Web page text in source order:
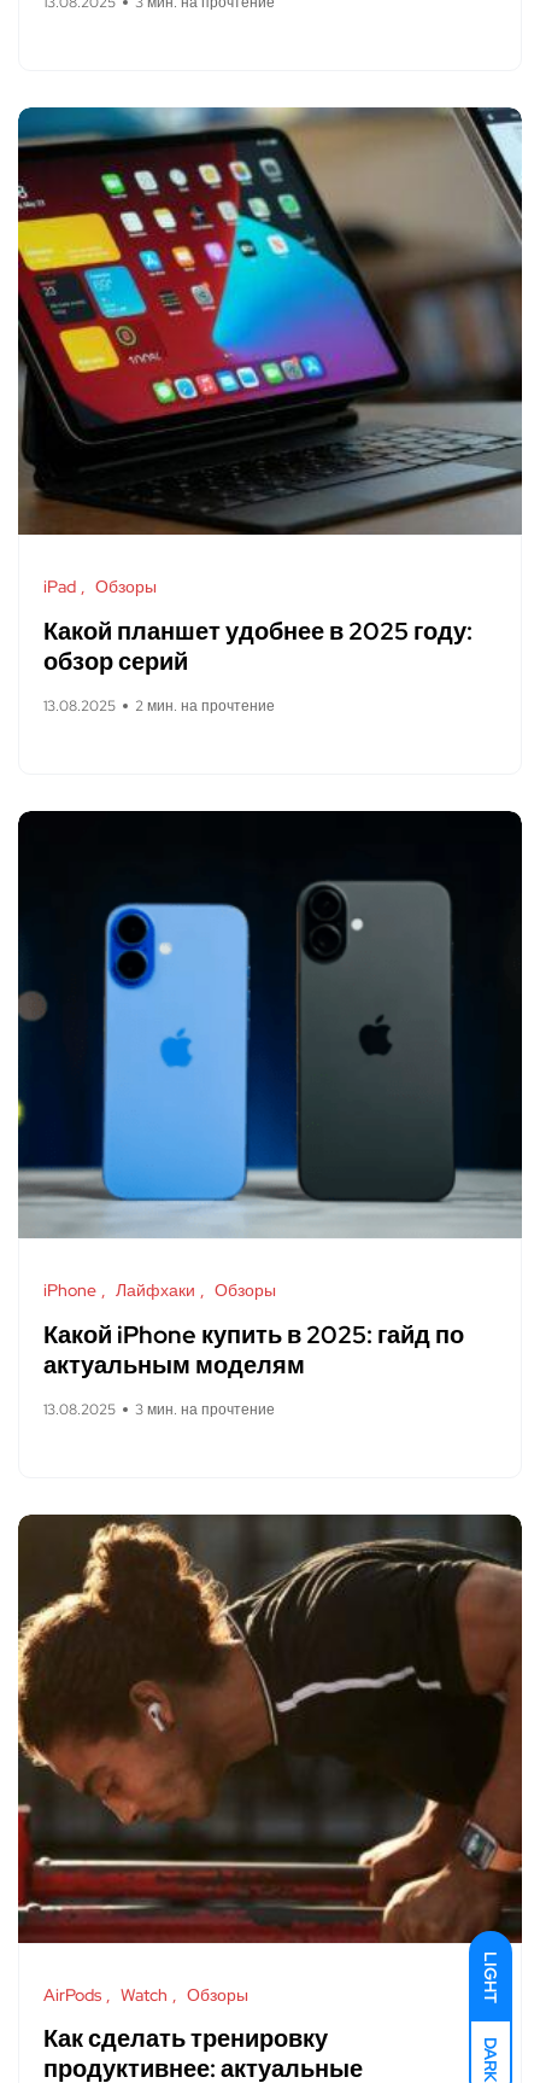
LIGHT
DARK
iPad Обзоры
Какой планшет удобнее в 2025 году:
обзор серий
13.08.2025 2 мин. на прочтение
iPhone Лайфхаки Обзоры
Какой iPhone купить в 2025: гайд по
актуальным моделям
13.08.2025 3 мин. на прочтение
AirPods Watch Обзоры
Как сделать тренировку
продуктивнее: актуальные